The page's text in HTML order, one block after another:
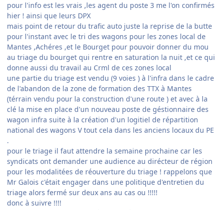
pour l'info est les vrais ,les agent du poste 3 me l'on confirmés
hier ! ainsi que leurs DPX
mais point de retour du trafic auto juste la reprise de la butte
pour l'instant avec le tri des wagons pour les zones local de
Mantes ,Achéres ,et le Bourget pour pouvoir donner du mou
au triage du bourget qui rentre en saturation la nuit ,et ce qui
donne aussi du travail au Crml de ces zones local
une partie du triage est vendu (9 voies ) à l'infra dans le cadre
de l'abandon de la zone de formation des TTX à Mantes
(térrain vendu pour la construction d'une route ) et avec à la
clé la mise en place d'un nouveau poste de géstionnaire des
wagon infra suite à la création d'un logitiel de répartition
national des wagons V tout cela dans les anciens locaux du PE
.
pour le triage il faut attendre la semaine prochaine car les
syndicats ont demander une audience au dirécteur de région
pour les modalitées de réouverture du triage ! rappelons que
Mr Galois c'était engager dans une politique d'entretien du
triage alors fermé sur deux ans au cas ou !!!!!
donc à suivre !!!!